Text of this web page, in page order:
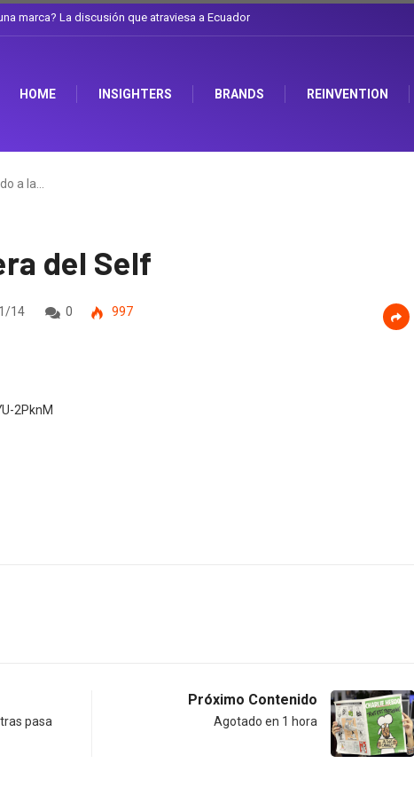
el sombrero en Corporación Favorita
HOME INSIGHTERS BRANDS REINVENTION
a la…
del Self
14 0 997
2PknM
pasa
Próximo Contenido
Agotado en 1 hora